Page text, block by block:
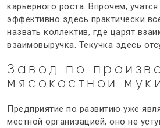
карьерного роста. Впрочем,
эффективно здесь практически
назвать коллектив, где царят
взаимовыручка. Текучка здесь
Завод по
мясокостной
Предприятие по развитию уже
местной организацией, оно не